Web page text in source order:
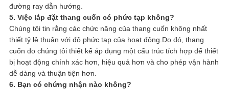
đường ray dẫn hướng.
5. Việc lắp đặt thang cuốn có phức tạp không?
Chúng tôi tin rằng các chức năng của thang cuốn không nhất
thiết tỷ lệ thuận với độ phức tạp của hoạt động.Do đó, thang
cuốn do chúng tôi thiết kế áp dụng một cấu trúc tích hợp để thiết
bị hoạt động chính xác hơn, hiệu quả hơn và cho phép vận hành
dễ dàng và thuận tiện hơn.
6. Bạn có chứng nhận nào không?